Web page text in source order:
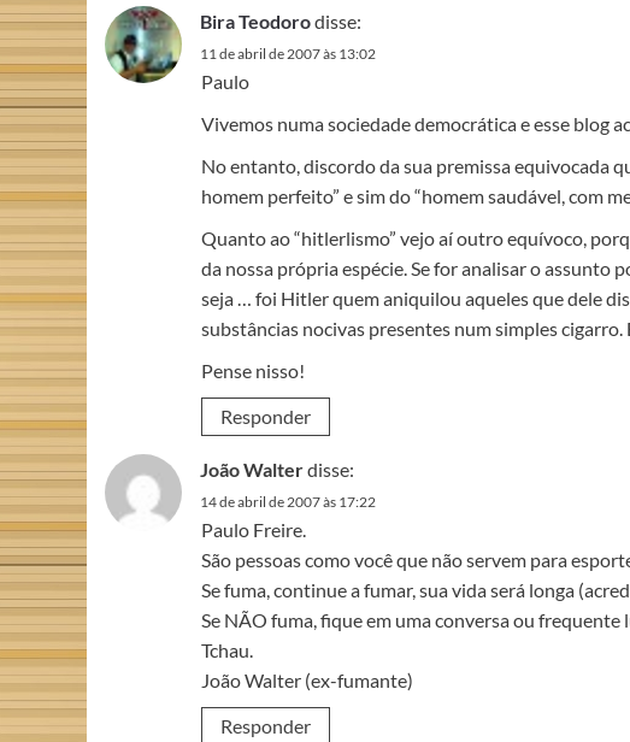
Bira Teodorodisse:
11 de abril de 2007 às 13:02
Paulo
Vivemos numa sociedade democrática e esse blog
No entanto, discordo da sua premissa equivocada
homem perfeito” e sim do “homem saudável, com
Quanto ao “hitlerlismo” vejo aí outro equívoco,
da nossa própria espécie. Se for analisar o assunto
seja … foi Hitler quem aniquilou aqueles que dele
substâncias nocivas presentes num simples
Pense nisso!
Responder
João Walterdisse:
14 de abril de 2007 às 17:22
Paulo Freire.
São pessoas como você que não servem para
Se fuma, continue a fumar, sua vida será longa
Se NÃO fuma, fique em uma conversa ou
Tchau.
João Walter (ex-fumante)
Responder